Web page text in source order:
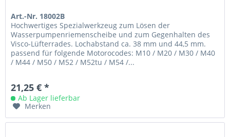
Art.-Nr. 18002B
Hochwertiges Spezialwerkzeug zum Lösen der
Wasserpumpenriemenscheibe und zum Gegenhalten des
Visco-Lüfterrades. Lochabstand ca. 38 mm und 44,5 mm.
passend für folgende Motorocodes: M10 / M20 / M30 / M40
/ M44 / M50 / M52 / M52tu / M54 /...
21,25 € *
Ab Lager lieferbar
Merken